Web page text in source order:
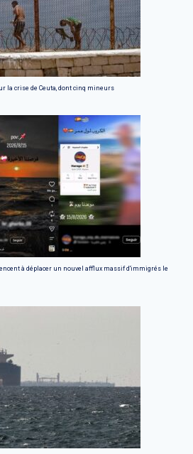
la crise de Ceuta, dont cinq mineurs
à déplacer un nouvel afflux massif d'immigrés le